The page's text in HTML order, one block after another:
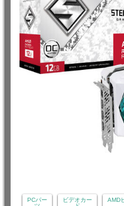
PCパー
ビデオカー
AMD